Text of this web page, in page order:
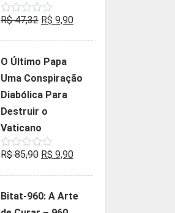
Avaliação
de
R$47,32 O
era:
R$ 47,32.
R$ 9,90O
R$ 9,90.
O Último Papa
Uma Conspiração
Diabólica Para
Destruir o
Vaticano
Avaliação
de
R$85,90 O
era:
R$ 9,90O
é:
Bitat-960: A Arte